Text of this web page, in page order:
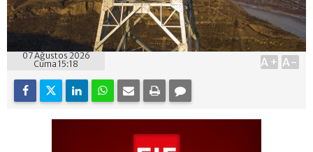
07 Ağustos 2026
Cuma 15:18
A+ A-